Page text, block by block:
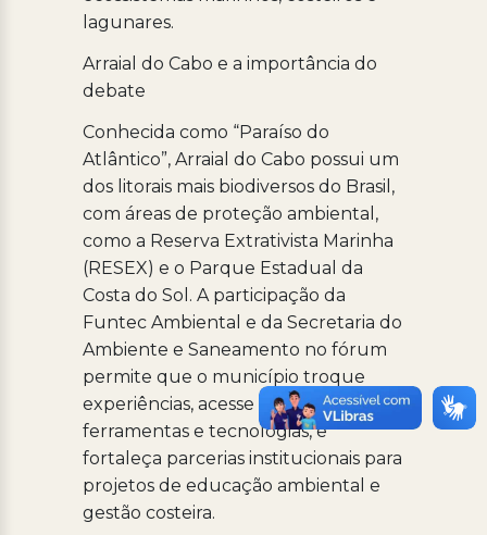
lagunares.
Arraial do Cabo e a importância do
debate
Conhecida como “Paraíso do
Atlântico”, Arraial do Cabo possui um
dos litorais mais biodiversos do Brasil,
com áreas de proteção ambiental,
como a Reserva Extrativista Marinha
(RESEX) e o Parque Estadual da
Costa do Sol. A participação da
Funtec Ambiental e da Secretaria do
Ambiente e Saneamento no fórum
permite que o município troque
experiências, acesse novas
ferramentas e tecnologias, e
fortaleça parcerias institucionais para
projetos de educação ambiental e
gestão costeira.